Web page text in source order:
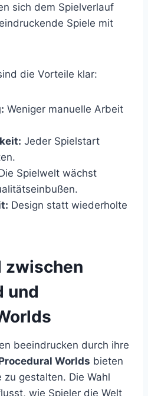
sich dem Spielverlauf
Spiele mit
die Vorteile klar:
Weniger manuelle Arbeit
Jeder Spielstart
Spielwelt wächst
Design statt wiederholte
zwischen
und
beeindrucken durch ihre
Worlds bieten
gestalten. Die Wahl
wie Spieler die Welt